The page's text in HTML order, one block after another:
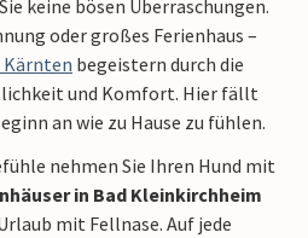
keine bösen Überraschungen.
oder großes Ferienhaus –
begeistern durch die
und Komfort. Hier fällt
an wie zu Hause zu fühlen.
nehmen Sie Ihren Hund mit
in Bad Kleinkirchheim
mit Fellnase. Auf jede